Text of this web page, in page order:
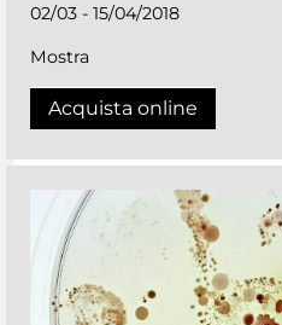
02/03 - 15/04/2018
Mostra
Acquista online